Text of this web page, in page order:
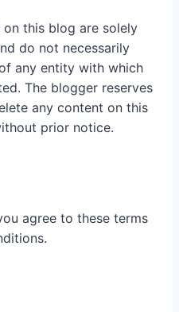
this blog are solely
do not necessarily
any entity with which
The blogger reserves
any content on this
prior notice.
agree to these terms